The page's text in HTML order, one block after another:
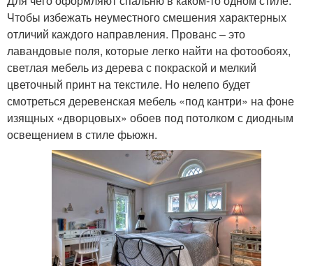
Чтобы избежать неуместного смешения характерных
отличий каждого направления. Прованс – это
лавандовые поля, которые легко найти на фотообоях,
светлая мебель из дерева с покраской и мелкий
цветочный принт на текстиле. Но нелепо будет
смотреться деревенская мебель «под кантри» на фоне
изящных «дворцовых» обоев под потолком с диодным
освещением в стиле фьюжн.